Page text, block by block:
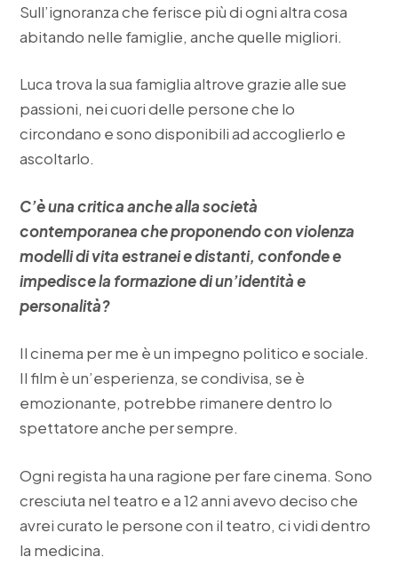
Sull’ignoranza che ferisce più di ogni altra cosa
abitando nelle famiglie, anche quelle migliori.
Luca trova la sua famiglia altrove grazie alle sue
passioni, nei cuori delle persone che lo
circondano e sono disponibili ad accoglierlo e
ascoltarlo.
C’è una critica anche alla società
contemporanea che proponendo con violenza
modelli di vita estranei e distanti, confonde e
impedisce la formazione di un’identità e
personalità?
Il cinema per me è un impegno politico e sociale.
Il film è un’esperienza, se condivisa, se è
emozionante, potrebbe rimanere dentro lo
spettatore anche per sempre.
Ogni regista ha una ragione per fare cinema. Sono
cresciuta nel teatro e a 12 anni avevo deciso che
avrei curato le persone con il teatro, ci vidi dentro
la medicina.